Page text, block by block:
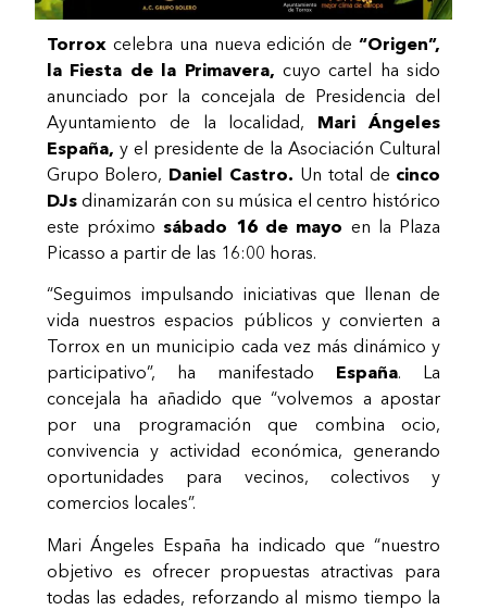
Torrox celebra una nueva edición de“Origen”,
la Fiesta de la Primavera, cuyo cartel ha sido
anunciado por la concejala de Presidencia del
Ayuntamiento de la localidad, Mari Ángeles
España, y el presidente de la Asociación Cultural
Grupo Bolero, Daniel Castro. Un total de cinco
DJsdinamizarán con su música el centro histórico
este próximo sábado 16 de mayo en la Plaza
Picasso a partir de las 16:00 horas.
“Seguimos impulsando iniciativas que llenan de
vida nuestros espacios públicos y convierten a
Torrox en un municipio cada vez más dinámico y
participativo”, ha manifestado España. La
concejala ha añadido que “volvemos a apostar
por una programación que combina ocio,
convivencia y actividad económica, generando
oportunidades para vecinos, colectivos y
comercios locales”.
Mari Ángeles España ha indicado que “nuestro
objetivo es ofrecer propuestas atractivas para
todas las edades, reforzando al mismo tiempo la